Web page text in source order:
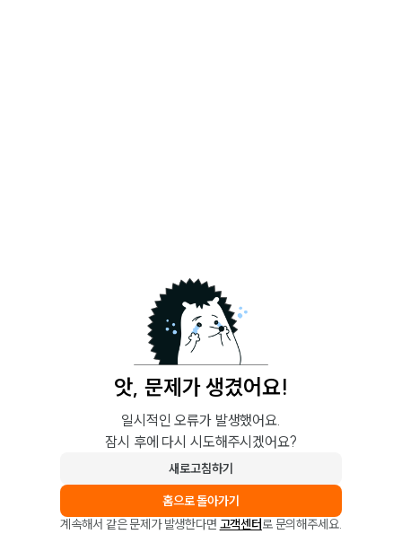
앗, 문제가 생겼어요!
일시적인 오류가 발생했어요.
잠시 후에 다시 시도해주시겠어요?
새로고침하기
홈으로 돌아가기
계속해서 같은 문제가 발생한다면 고객센터로 문의해주세요.